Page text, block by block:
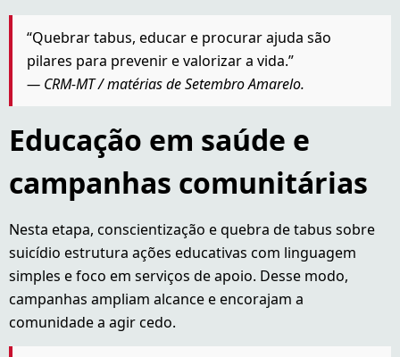
“Quebrar tabus, educar e procurar ajuda são
pilares para prevenir e valorizar a vida.”
— CRM-MT / matérias de Setembro Amarelo.
Educação em saúde e
campanhas comunitárias
Nesta etapa, conscientização e quebra de tabus sobre
suicídio estrutura ações educativas com linguagem
simples e foco em serviços de apoio. Desse modo,
campanhas ampliam alcance e encorajam a
comunidade a agir cedo.